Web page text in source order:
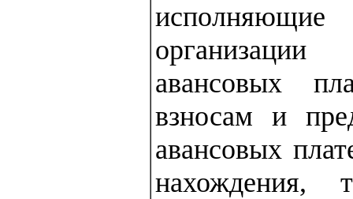
авансовых
взносам и
авансовых
нахождения,